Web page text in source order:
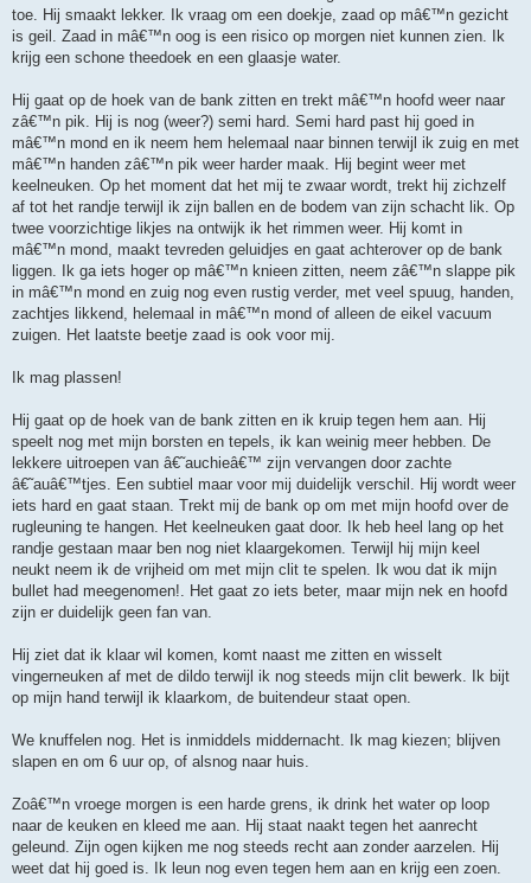
toe. Hij smaakt lekker. Ik vraag om een doekje, zaad op mâ€™n gezicht
is geil. Zaad in mâ€™n oog is een risico op morgen niet kunnen zien. Ik
krijg een schone theedoek en een glaasje water.
Hij gaat op de hoek van de bank zitten en trekt mâ€™n hoofd weer naar
zâ€™n pik. Hij is nog (weer?) semi hard. Semi hard past hij goed in
mâ€™n mond en ik neem hem helemaal naar binnen terwijl ik zuig en met
mâ€™n handen zâ€™n pik weer harder maak. Hij begint weer met
keelneuken. Op het moment dat het mij te zwaar wordt, trekt hij zichzelf
af tot het randje terwijl ik zijn ballen en de bodem van zijn schacht lik. Op
twee voorzichtige likjes na ontwijk ik het rimmen weer. Hij komt in
mâ€™n mond, maakt tevreden geluidjes en gaat achterover op de bank
liggen. Ik ga iets hoger op mâ€™n knieen zitten, neem zâ€™n slappe pik
in mâ€™n mond en zuig nog even rustig verder, met veel spuug, handen,
zachtjes likkend, helemaal in mâ€™n mond of alleen de eikel vacuum
zuigen. Het laatste beetje zaad is ook voor mij.
Ik mag plassen!
Hij gaat op de hoek van de bank zitten en ik kruip tegen hem aan. Hij
speelt nog met mijn borsten en tepels, ik kan weinig meer hebben. De
lekkere uitroepen van â€˜auchieâ€™ zijn vervangen door zachte
â€˜auâ€™tjes. Een subtiel maar voor mij duidelijk verschil. Hij wordt weer
iets hard en gaat staan. Trekt mij de bank op om met mijn hoofd over de
rugleuning te hangen. Het keelneuken gaat door. Ik heb heel lang op het
randje gestaan maar ben nog niet klaargekomen. Terwijl hij mijn keel
neukt neem ik de vrijheid om met mijn clit te spelen. Ik wou dat ik mijn
bullet had meegenomen!. Het gaat zo iets beter, maar mijn nek en hoofd
zijn er duidelijk geen fan van.
Hij ziet dat ik klaar wil komen, komt naast me zitten en wisselt
vingerneuken af met de dildo terwijl ik nog steeds mijn clit bewerk. Ik bijt
op mijn hand terwijl ik klaarkom, de buitendeur staat open.
We knuffelen nog. Het is inmiddels middernacht. Ik mag kiezen; blijven
slapen en om 6 uur op, of alsnog naar huis.
Zoâ€™n vroege morgen is een harde grens, ik drink het water op loop
naar de keuken en kleed me aan. Hij staat naakt tegen het aanrecht
geleund. Zijn ogen kijken me nog steeds recht aan zonder aarzelen. Hij
weet dat hij goed is. Ik leun nog even tegen hem aan en krijg een zoen.